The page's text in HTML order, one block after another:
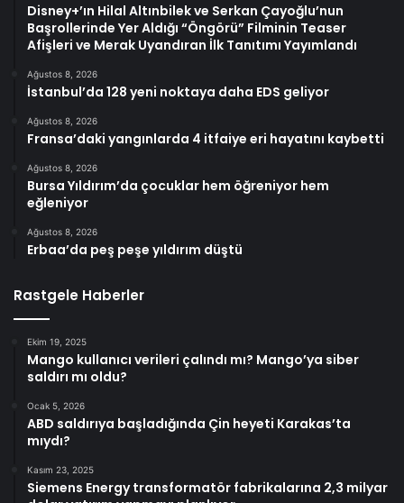
Disney+’ın Hilal Altınbilek ve Serkan Çayoğlu’nun
Başrollerinde Yer Aldığı “Öngörü” Filminin Teaser
Afişleri ve Merak Uyandıran İlk Tanıtımı Yayımlandı
Ağustos 8, 2026
İstanbul’da 128 yeni noktaya daha EDS geliyor
Ağustos 8, 2026
Fransa’daki yangınlarda 4 itfaiye eri hayatını kaybetti
Ağustos 8, 2026
Bursa Yıldırım’da çocuklar hem öğreniyor hem
eğleniyor
Ağustos 8, 2026
Erbaa’da peş peşe yıldırım düştü
Rastgele Haberler
Ekim 19, 2025
Mango kullanıcı verileri çalındı mı? Mango’ya siber
saldırı mı oldu?
Ocak 5, 2026
ABD saldırıya başladığında Çin heyeti Karakas’ta
mıydı?
Kasım 23, 2025
Siemens Energy transformatör fabrikalarına 2,3 milyar